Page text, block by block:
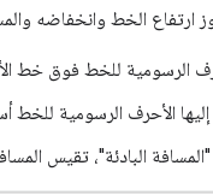
الخط وانخفاضه
الرسومية للخط فوق خط
الأحرف الرسومية
البادئة"، تقيس